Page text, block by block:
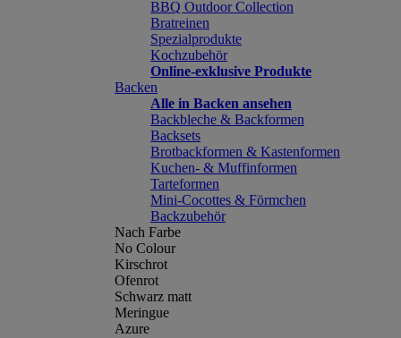
BBQ Outdoor Collection
Bratreinen
Spezialprodukte
Kochzubehör
Online-exklusive Produkte
Backen
Alle in Backen ansehen
Backbleche & Backformen
Backsets
Brotbackformen & Kastenformen
Kuchen- & Muffinformen
Tarteformen
Mini-Cocottes & Förmchen
Backzubehör
Nach Farbe
No Colour
Kirschrot
Ofenrot
Schwarz matt
Meringue
Azure